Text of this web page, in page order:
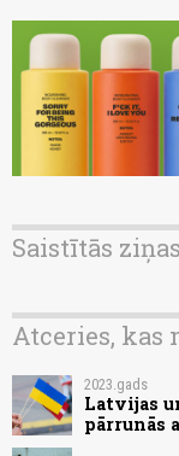
Saistītās ziņas
Atceries, kas
2023.gads
Latvijas
pārrunās